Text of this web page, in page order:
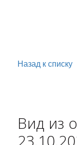
Назад к списку
Вид из